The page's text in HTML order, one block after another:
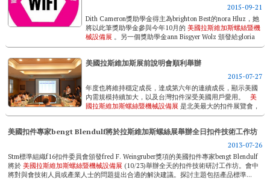
2015-09-21
Dith Cameron獎助學金得主為brighton Best的nora Hluz，她
將以此筆獎助學金參與今年10月的 美國拉斯維加斯螺絲暨機
械設備展 。另一個獎助學金ann Bisgyer Wolz 頒發給gloria
Medina，她將以此獎助學金參加美國扣件教育協會...
美國拉斯維加斯展前說明會順利舉辦
2015-07-27
年度也將維持穩定成長，達成第六年的連續成長，顯示美國
內需規模持續加大，以及台灣扣件深受美國用戶愛用。美
國拉斯維加斯螺絲暨機械設備展是北美最大的扣件展覽會，
展出項目包含工業扣件、機械、冶具、檢測暨包裝設備、手
美國扣件專家bengt Blendulf將於拉斯維加斯螺絲展舉辦全日扣件技術工作坊
2013-07-26
Stm標準組織f16扣件委員會頒發fred F. Weingruber獎項的美國扣件專家bengt Blendulf
將於 美國拉斯維加斯螺絲暨機械設備展 (10/23)舉辦全天的扣件技術研討工作坊。會中
將對與會技術人員或產業人士的問題提出合適的解決建議。探討主題包括產品標準...